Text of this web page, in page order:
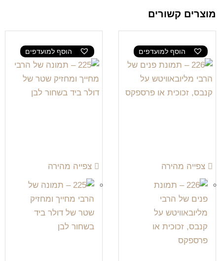
מוצרים קשורים
הוסף למועדפים
צפייה מהירה
הוסף למועדפים
צפייה מהירה